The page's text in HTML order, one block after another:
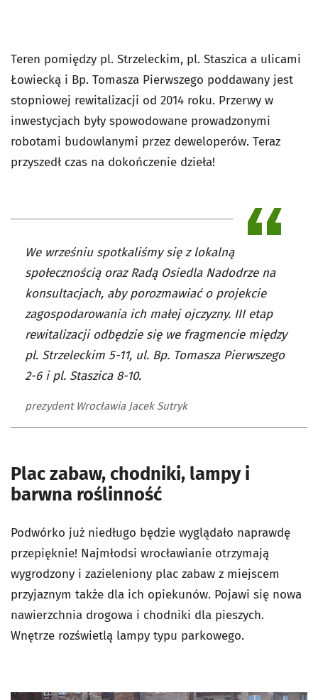
Teren pomiędzy pl. Strzeleckim, pl. Staszica a ulicami
Łowiecką i Bp. Tomasza Pierwszego poddawany jest
stopniowej rewitalizacji od 2014 roku. Przerwy w
inwestycjach były spowodowane prowadzonymi
robotami budowlanymi przez deweloperów. Teraz
przyszedł czas na dokończenie dzieła!
We wrześniu spotkaliśmy się z lokalną
społecznością oraz Radą Osiedla Nadodrze na
konsultacjach, aby porozmawiać o projekcie
zagospodarowania ich małej ojczyzny. III etap
rewitalizacji odbędzie się we fragmencie między
pl. Strzeleckim 5-11, ul. Bp. Tomasza Pierwszego
2-6 i pl. Staszica 8-10.
prezydent Wrocławia Jacek Sutryk
Plac zabaw, chodniki, lampy i
barwna roślinność
Podwórko już niedługo będzie wyglądało naprawdę
przepięknie! Najmłodsi wrocławianie otrzymają
wygrodzony i zazieleniony plac zabaw z miejscem
przyjaznym także dla ich opiekunów. Pojawi się nowa
nawierzchnia drogowa i chodniki dla pieszych.
Wnętrze rozświetlą lampy typu parkowego.